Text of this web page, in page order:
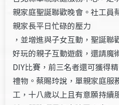
親家庭聖誕聯歡晚會。社工員
親家長平日忙碌的壓力
，並增進與子女互動，聖誕
好玩的親子互動遊戲，還請魔
DIY比賽，前三名者還可獲得
禮物。蔡賜玲說，單親家庭服
工，十八歲以上且有意願持續